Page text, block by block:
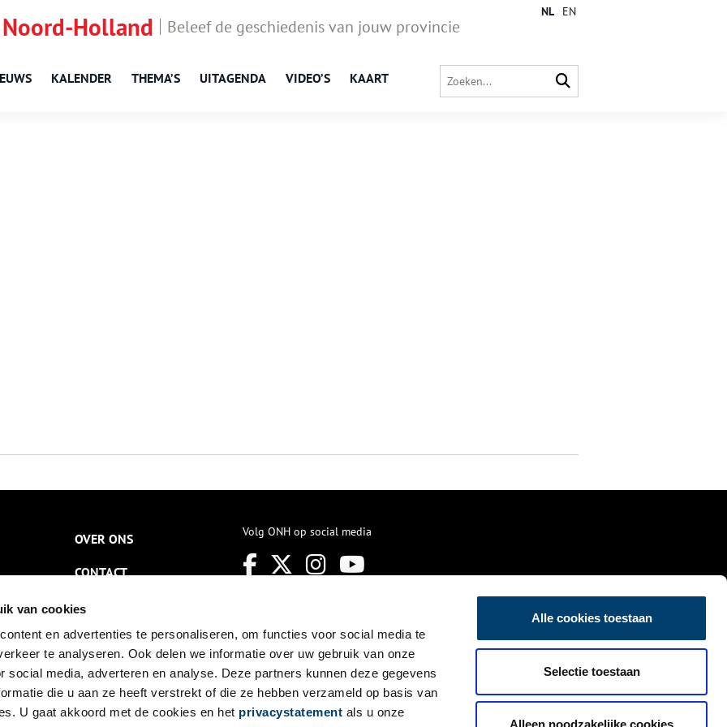
van cookies
en advertenties te personaliseren, om functies voor social media te
te analyseren. Ook delen we informatie over uw gebruik van onze
social media, adverteren en analyse. Deze partners kunnen deze gegevens
die u aan ze heeft verstrekt of die ze hebben verzameld op basis van
U gaat akkoord met de cookies en het privacystatement als u onze
Alle cookies toestaan
Selectie toestaan
Alleen noodzakelijke cookies
Holland Beleef de geschiedenis van jouw provincie
KALENDER THEMA’S UITAGENDA VIDEO’S KAART
NL EN
OVER ONS
CONTACT
NIEUWSBRIEF
DISCLAIMER
PRIVACY
TOEGANKELIJKHEID
Volg ONH op social media